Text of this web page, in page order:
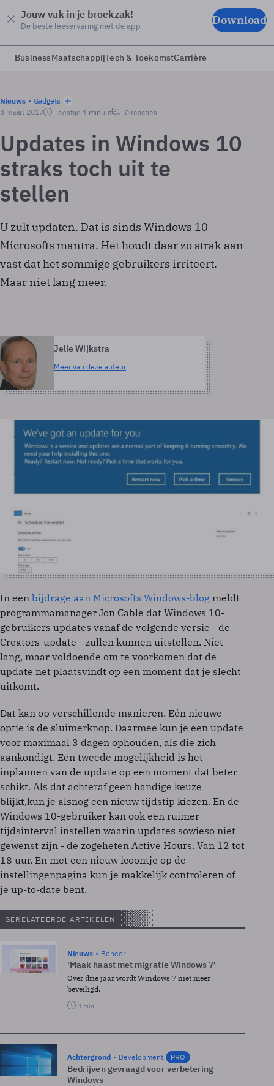
Jouw vak in je broekzak!
De beste leeservaring met de app Download
BusinessMaatschappijTech & ToekomstCarrière
Nieuws
Gadgets
3 maart 2017
leestijd 1 minuut 0 reacties
Updates in Windows 10
straks toch uit te
stellen
U zult updaten. Dat is sinds Windows 10
Microsofts mantra. Het houdt daar zo strak aan
vast dat het sommige gebruikers irriteert.
Maar niet lang meer.
Jelle Wijkstra
Meer van deze auteur
In een bijdrage aan Microsofts Windows-blog meldt
programmamanager Jon Cable dat Windows 10-
gebruikers updates vanaf de volgende versie - de
Creators-update - zullen kunnen uitstellen. Niet
lang, maar voldoende om te voorkomen dat de
update net plaatsvindt op een moment dat je slecht
uitkomt.
Dat kan op verschillende manieren. Eén nieuwe
optie is de sluimerknop. Daarmee kun je een update
voor maximaal 3 dagen ophouden, als die zich
aankondigt. Een tweede mogelijkheid is het
inplannen van de update op een moment dat beter
schikt. Als dat achteraf geen handige keuze
blijkt,kun je alsnog een nieuw tijdstip kiezen. En de
Windows 10-gebruiker kan ook een ruimer
tijdsinterval instellen waarin updates sowieso niet
gewenst zijn - de zogeheten Active Hours. Van 12 tot
18 uur. En met een nieuw icoontje op de
instellingenpagina kun je makkelijk controleren of
je up-to-date bent.
GERELATEERDE ARTIKELEN
Nieuws Beheer
'Maak haast met migratie Windows 7'
Over drie jaar wordt Windows 7 niet meer
beveiligd.
1 min
Achtergrond Development PRO
Bedrijven gevraagd voor verbetering
Windows